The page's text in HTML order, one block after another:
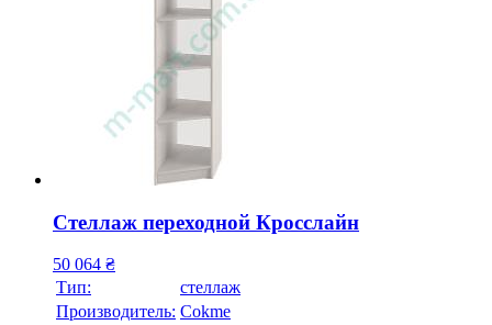
Стеллаж переходной Кросслайн
50 064 ₴
Тип:
стеллаж
Производитель: Cokme